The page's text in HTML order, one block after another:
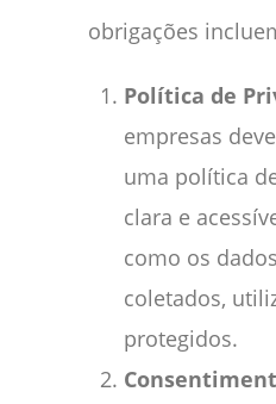
obrigações
Política de
empresas
uma política
clara e
como os
coletados,
protegidos.